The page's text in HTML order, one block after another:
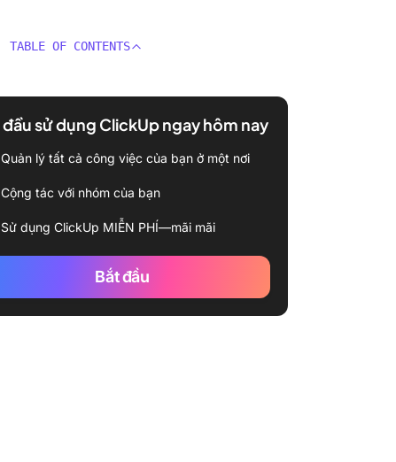
TABLE OF CONTENTS
đầu sử dụng ClickUp ngay hôm nay
Quản lý tất cả công việc của bạn ở một nơi
Cộng tác với nhóm của bạn
Sử dụng ClickUp MIỄN PHÍ—mãi mãi
Bắt đầu